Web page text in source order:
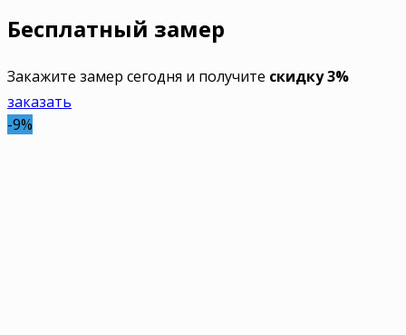
Бесплатный замер
Закажите замер сегодня и получите скидку 3%
заказать
-9%